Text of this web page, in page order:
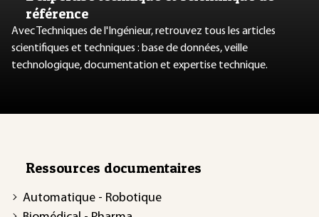
référence
Avec Techniques de l'Ingénieur, retrouvez tous les articles
scientifiques et techniques : base de données, veille
technologique, documentation et expertise technique.
Ressources documentaires
Automatique - Robotique